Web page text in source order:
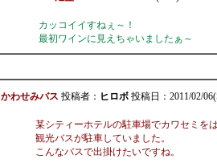
カッコイイすねぇ～！
最初ワインに見えちゃいましたぁ～
かわせみバス 投稿者： ヒロボ 投稿日：2011/02/
某シティーホテルの駐車場でカワセミを
観光バスが駐車していました。
こんなバスで出掛けたいですね。